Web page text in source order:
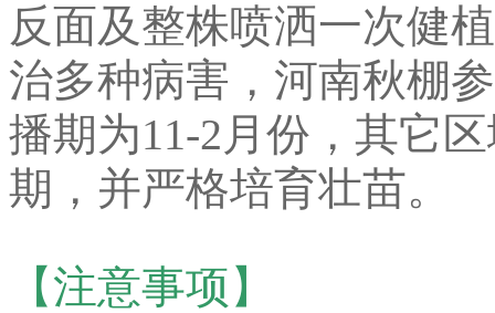
反面及整株喷洒一次健
治多种病害，河南秋棚
播期为11-2月份，其它
期，并严格培育壮苗。
【注意事项】